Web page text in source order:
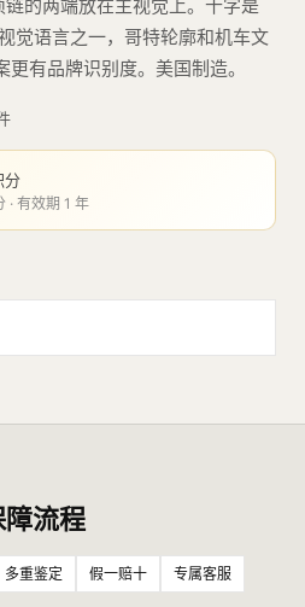
的两端放在主视觉上。十字是
觉语言之一，哥特轮廓和机车文
有品牌识别度。美国制造。
分
· 有效期 1 年
流程
多重鉴定 假一赔十 专属客服